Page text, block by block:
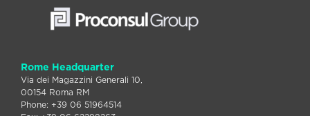
Rome Headquarter
Via dei Magazzini Generali 10,
00154 Roma RM
Phone: +39 06 51964514